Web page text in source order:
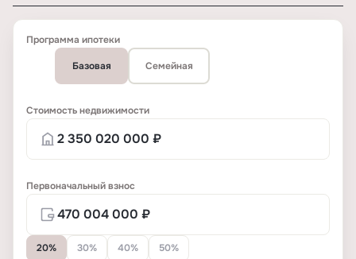
Программа ипотеки
Базовая Семейная
Стоимость недвижимости
Первоначальный взнос
20% 30% 40% 50%